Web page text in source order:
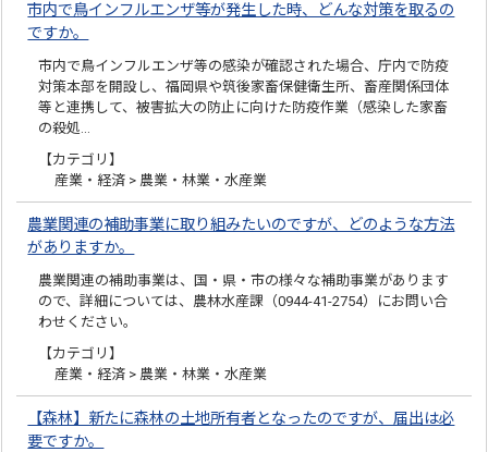
市内で鳥インフルエンザ等が発生した時、どんな対策を取るの
ですか。
市内で鳥インフルエンザ等の感染が確認された場合、庁内で防疫
対策本部を開設し、福岡県や筑後家畜保健衛生所、畜産関係団体
等と連携して、被害拡大の防止に向けた防疫作業（感染した家畜
の殺処…
【カテゴリ】
産業・経済 > 農業・林業・水産業
農業関連の補助事業に取り組みたいのですが、どのような方法
がありますか。
農業関連の補助事業は、国・県・市の様々な補助事業があります
ので、詳細については、農林水産課（0944-41-2754）にお問い合
わせください。
【カテゴリ】
産業・経済 > 農業・林業・水産業
【森林】新たに森林の土地所有者となったのですが、届出は必
要ですか。